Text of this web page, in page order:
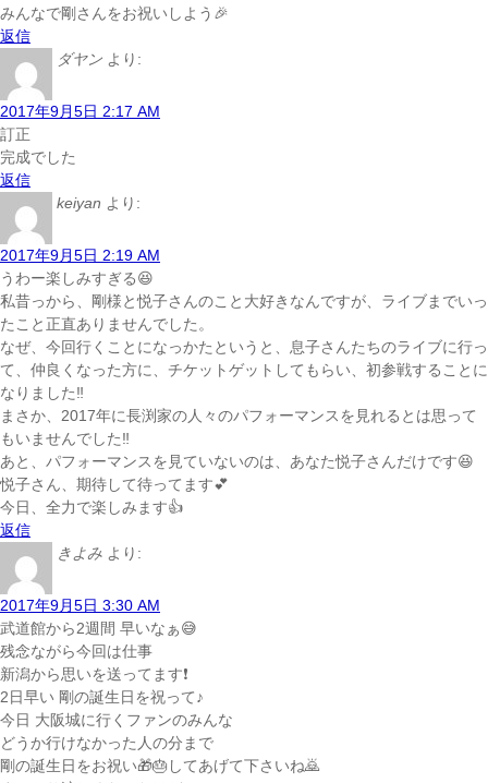
みんなで剛さんをお祝いしよう🎉
返信
ダヤン より:
2017年9月5日 2:17 AM
訂正
完成でした
返信
keiyan より:
2017年9月5日 2:19 AM
うわー楽しみすぎる😆
私昔っから、剛様と悦子さんのこと大好きなんですが、ライブまでいっ
たこと正直ありませんでした。
なぜ、今回行くことになっかたというと、息子さんたちのライブに行っ
て、仲良くなった方に、チケットゲットしてもらい、初参戦することに
なりました‼️
まさか、2017年に長渕家の人々のパフォーマンスを見れるとは思って
もいませんでした‼️
あと、パフォーマンスを見ていないのは、あなた悦子さんだけです😆
悦子さん、期待して待ってます💕
今日、全力で楽しみます👍
返信
きよみ より:
2017年9月5日 3:30 AM
武道館から2週間 早いなぁ😅
残念ながら今回は仕事
新潟から思いを送ってます❗
2日早い 剛の誕生日を祝って♪
今日 大阪城に行くファンのみんな
どうか行けなかった人の分まで
剛の誕生日をお祝い🎁🎂してあげて下さいね🙇